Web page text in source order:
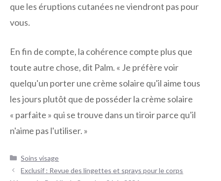
que les éruptions cutanées ne viendront pas pour
vous.
En fin de compte, la cohérence compte plus que
toute autre chose, dit Palm. « Je préfère voir
quelqu'un porter une crème solaire qu'il aime tous
les jours plutôt que de posséder la crème solaire
« parfaite » qui se trouve dans un tiroir parce qu'il
n'aime pas l'utiliser. »
Catégories
Soins visage
Navigation
des
Exclusif : Revue des lingettes et sprays pour le corps